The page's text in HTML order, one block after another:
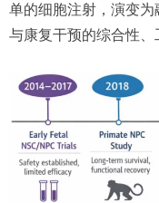
单的细胞注射，演变
与康复干预的综合性、